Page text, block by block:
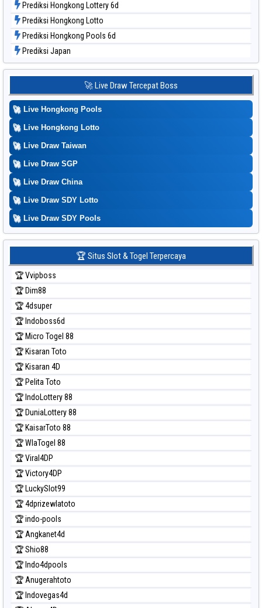
Prediksi Hongkong Lottery 6d
Prediksi Hongkong Lotto
Prediksi Hongkong Pools 6d
Prediksi Japan
Prediksi Japan 6d
Prediksi Kuda Lari
Prediksi Magnum Cambodia
Prediksi Nagoya
Prediksi North Carolina Day
Prediksi Singapore
Prediksi Sydney
Prediksi Sydney Lottery
Prediksi Sydney Lottery 6d
Prediksi Sydney Lotto
Prediksi Sydney Pools 6d
Prediksi Taipei
Prediksi Taiwan
🚀 Live Draw Tercepat Boss
🚀 Live Hongkong Pools
🚀 Live Hongkong Lotto
🚀 Live Draw Taiwan
🚀 Live Draw SGP
🚀 Live Draw China
🚀 Live Draw SDY Lotto
🚀 Live Draw SDY Pools
🏆 Situs Slot & Togel Terpercaya
🏆 Vvipboss
🏆 Dim88
🏆 4dsuper
🏆 Indoboss6d
🏆 Micro Togel 88
🏆 Kisaran Toto
🏆 Kisaran 4D
🏆 Pelita Toto
🏆 IndoLottery 88
🏆 DuniaLottery 88
🏆 KaisarToto 88
🏆 WlaTogel 88
🏆 Viral4DP
🏆 Victory4DP
🏆 LuckySlot99
🏆 4dprizewlatoto
🏆 indo-pools
🏆 Angkanet4d
🏆 Shio88
🏆 Indo4dpools
🏆 Anugerahtoto
🏆 Indovegas4d